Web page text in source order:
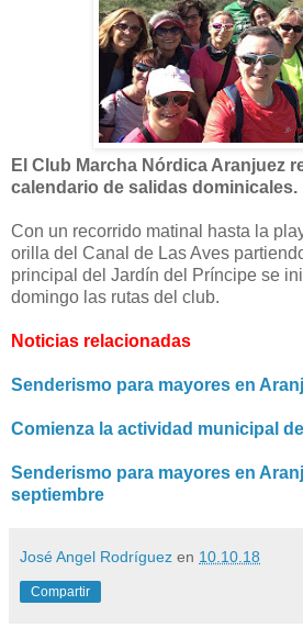
El Club Marcha Nórdica Aranjuez
calendario de salidas dominicales.
Con un recorrido matinal hasta la
orilla del Canal de Las Aves
principal del Jardín del Príncipe se
domingo las rutas del club.
Noticias relacionadas
Senderismo para mayores en
Comienza la actividad municipal
Senderismo para mayores en
septiembre
José Angel Rodríguez en 10.10.18
Compartir